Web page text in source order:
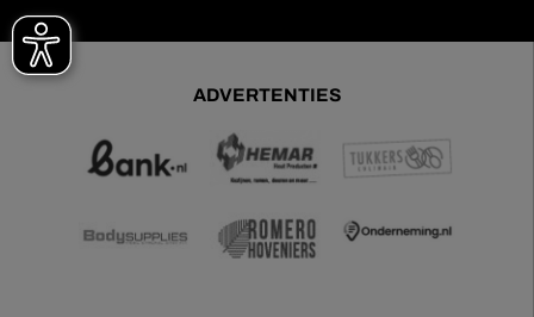
ADVERTENTIES